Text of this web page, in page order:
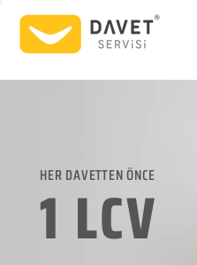
HER DAVETTEN ÖNCE
1 LCV